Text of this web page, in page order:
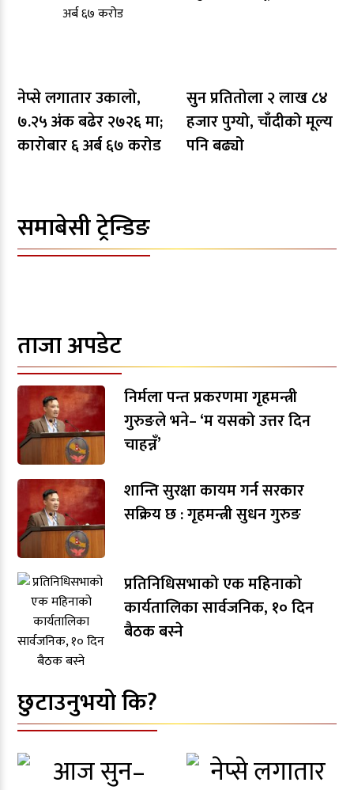
नेप्से लगातार उकालो,
७.२५ अंक बढेर २७२६ मा;
कारोबार ६ अर्ब ६७ करोड
सुन प्रतितोला २ लाख ८४
हजार पुग्यो, चाँदीको मूल्य
पनि बढ्यो
समाबेसी ट्रेन्डिङ
ताजा अपडेट
निर्मला पन्त प्रकरणमा गृहमन्त्री
गुरुङले भने– ‘म यसको उत्तर दिन
चाहन्नँ’
शान्ति सुरक्षा कायम गर्न सरकार
सक्रिय छ : गृहमन्त्री सुधन गुरुङ
प्रतिनिधिसभाको एक महिनाको
कार्यतालिका सार्वजनिक, १० दिन
बैठक बस्ने
छुटाउनुभयो कि?